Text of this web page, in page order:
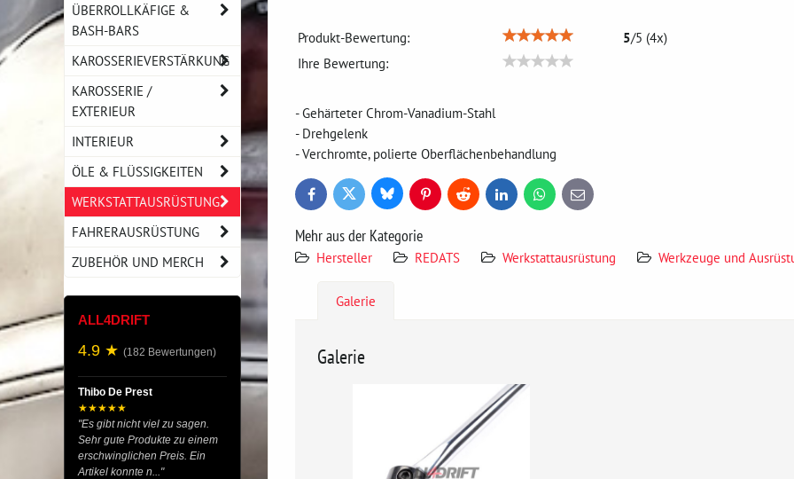
Produkt-Bewertung: 5/5 (4x)
Ihre Bewertung:
- Gehärteter Chrom-Vanadium-Stahl
- Drehgelenk
- Verchromte, polierte Oberflächenbehandlung
FacebookTwitter BlueskyPinterestReddit LinkedInWhatsApp
E-
mail
Mehr aus der Kategorie
Hersteller REDATS Werkstattausrüstung Werkzeuge und
Galerie
Galerie
ÜBERROLLKÄFIGE &
BASH-BARS
KAROSSERIEVERSTÄRKUNG
KAROSSERIE /
EXTERIEUR
INTERIEUR
ÖLE & FLÜSSIGKEITEN
WERKSTATTAUSRÜSTUNG
FAHRERAUSRÜSTUNG
ZUBEHÖR UND MERCH
ALL4DRIFT
4.9 ★ (182 Bewertungen)
Thibo De Prest
★★★★★
"Es gibt nicht viel zu sagen.
Sehr gute Produkte zu einem
erschwinglichen Preis. Ein
Artikel konnte n..."